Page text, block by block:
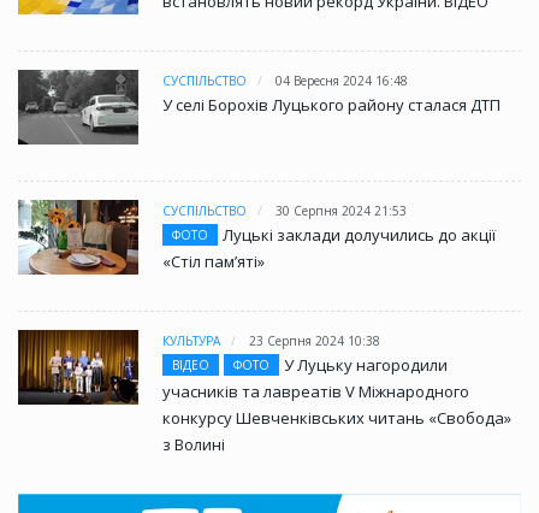
СУСПІЛЬСТВО 04 Вересня 2024 16:48
У селі Борохів Луцького району сталася ДТП
СУСПІЛЬСТВО
30 Серпня 2024 21:53
ФОТО
Луцькі заклади долучились до акції
«Стіл памʼяті»
КУЛЬТУРА
23 Серпня 2024 10:38
ВІДЕО
ФОТО
У Луцьку нагородили
учасників та лавреатів V Міжнародного
конкурсу Шевченківських читань «Свобода»
з Волині